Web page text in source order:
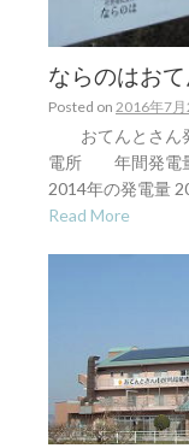
ならのはお
Posted on 2016年7月
おてんとさん
電所 年間発電量
2014年の発電量
Read More